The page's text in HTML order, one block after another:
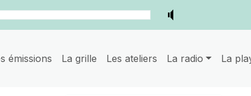
émissions La grille Les ateliers La radio La